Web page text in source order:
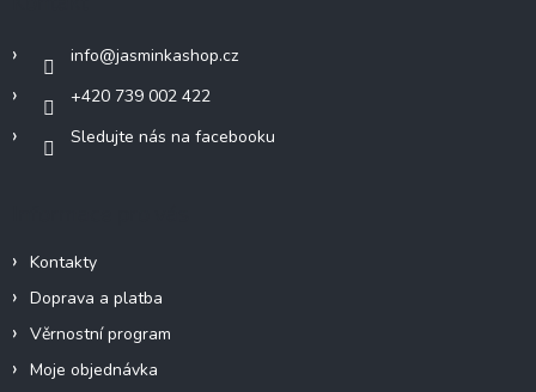
info@jasminkashop.cz
+420 739 002 422
Sledujte nás na facebooku
Kontakty
Doprava a platba
Věrnostní program
Moje objednávka